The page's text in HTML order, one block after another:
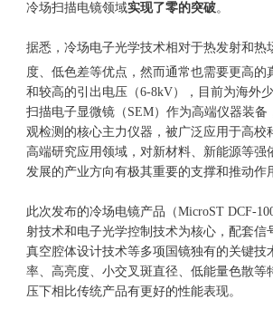
冷场扫描电镜领域实现了零的突破。
据悉，冷场电子光学技术相对于热发射和热
度、低色差等优点，然而通常也需要更高的
和较高的引出电压（6-8kV），目前为海外少
扫描电子显微镜（SEM）作为高端仪器装备
观检测的核心主力仪器，被广泛应用于高校
高端研究应用领域，对新材料、新能源等强
发展的产业方向有极其重要的支撑和推动作
此次发布的冷场电镜产品（MicroST DCF-
射技术和电子光学控制技术为核心，配套信
真空腔体设计技术等多项国镜独有的关键技
率、高亮度、小交叉斑直径、低能量色散等
压下相比传统产品有更好的性能表现。